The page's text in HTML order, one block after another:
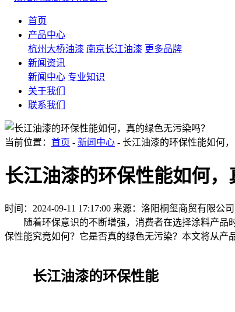
首页
产品中心
杭州大桥油漆 南京长江油漆 更多品牌
新闻资讯
新闻中心 专业知识
关于我们
联系我们
当前位置： 首页 - 新闻中心 - 长江油漆的环保性能如何
长江油漆的环保性能如何，
时间：2024-09-11 17:17:00 来源：洛阳桐玺商贸有限公司
随着环保意识的不断增强，消费者在选择涂料产品时
保性能究竟如何？它是否真的绿色无污染？本文将从产
长江油漆的环保性能